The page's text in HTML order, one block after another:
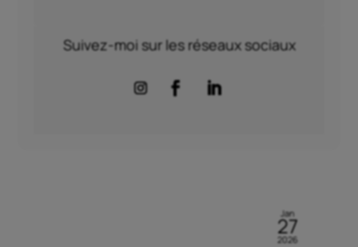
Suivez-moi sur les réseaux sociaux
Jan
27
2026